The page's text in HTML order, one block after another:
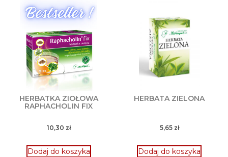
HERBATKA ZIOŁOWA
RAPHACHOLIN FIX
10,30 zł
Dodaj do koszyka
HERBATA ZIELONA
5,65 zł
Dodaj do koszyka